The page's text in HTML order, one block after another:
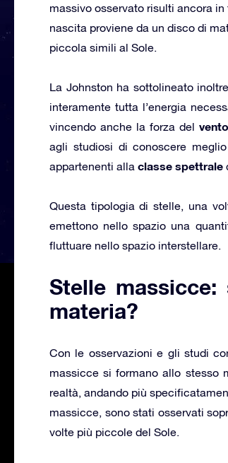
massivo osservato risulti ancora
nascita proviene da un disco di
piccola simili al Sole.
La Johnston ha sottolineato
interamente tutta l’energia
vincendo anche la forza del
agli studiosi di conoscere
appartenenti alla classe spettrale
Questa tipologia di stelle, una
emettono nello spazio una
fluttuare nello spazio interstellare.
Stelle
materia?
Con le osservazioni e gli studi
massicce si formano allo stesso
realtà, andando più
massicce, sono stati osservati
volte più piccole del Sole.